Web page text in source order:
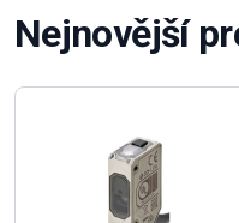
Nejnovější